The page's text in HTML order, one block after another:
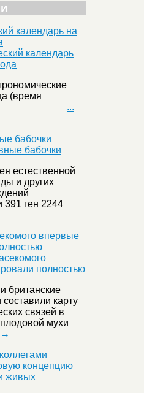
календарь на
(время
...
бабочки
естественной
и других
391 ген 2244
впервые
британские
карту
связей в
мухи
→
концепцию
живых